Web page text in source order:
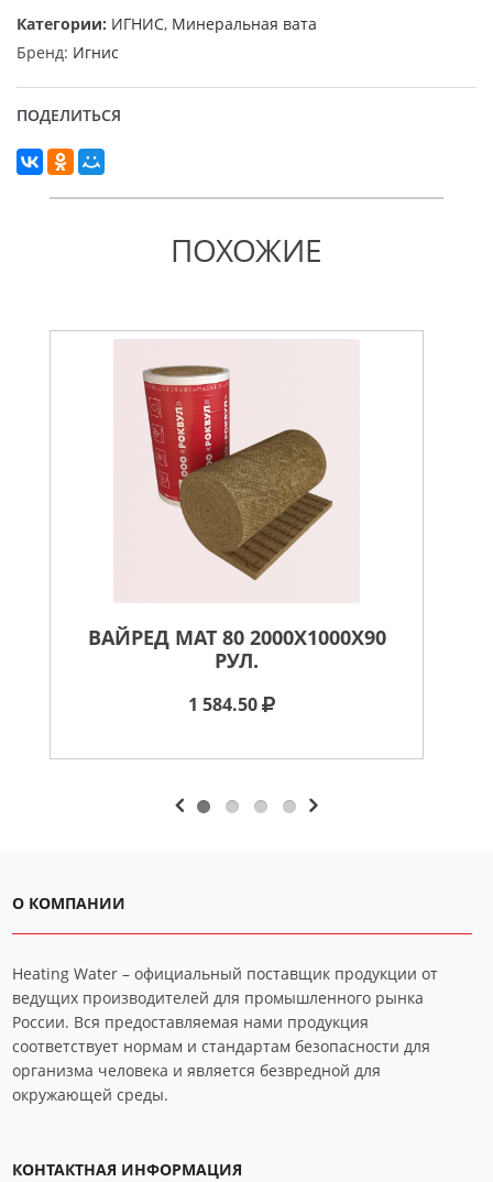
Категории: ИГНИС, Минеральная вата
Бренд: Игнис
ПОДЕЛИТЬСЯ
ПОХОЖИЕ
ВАЙРЕД МАТ 80 2000X1000X90
РУЛ.
1 584.50
О КОМПАНИИ
Heating Water – официальный поставщик продукции от
ведущих производителей для промышленного рынка
России. Вся предоставляемая нами продукция
соответствует нормам и стандартам безопасности для
организма человека и является безвредной для
окружающей среды.
КОНТАКТНАЯ ИНФОРМАЦИЯ